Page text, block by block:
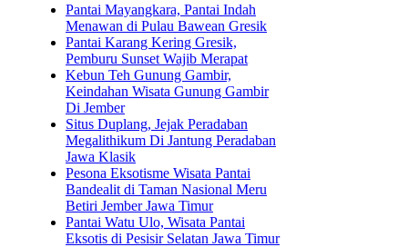
Pantai Mayangkara, Pantai Indah
Menawan di Pulau Bawean Gresik
Pantai Karang Kering Gresik,
Pemburu Sunset Wajib Merapat
Kebun Teh Gunung Gambir,
Keindahan Wisata Gunung Gambir
Di Jember
Situs Duplang, Jejak Peradaban
Megalithikum Di Jantung Peradaban
Jawa Klasik
Pesona Eksotisme Wisata Pantai
Bandealit di Taman Nasional Meru
Betiri Jember Jawa Timur
Pantai Watu Ulo, Wisata Pantai
Eksotis di Pesisir Selatan Jawa Timur